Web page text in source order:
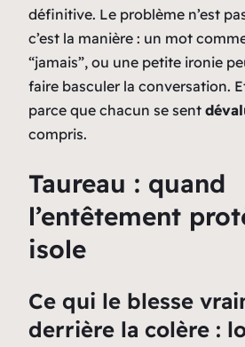
définitive. Le problème n’est
c’est la manière : un mot
“jamais”, ou une petite ironie
faire basculer la conversation.
parce que chacun se sent
compris.
Taureau : quand
l’entêtement
isole
Ce qui le blesse
derrière la colère :